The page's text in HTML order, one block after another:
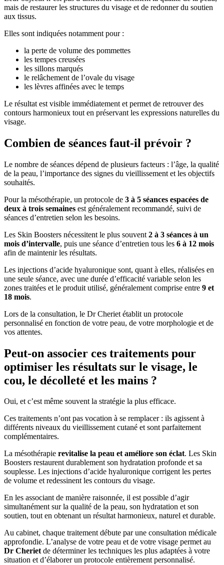
mais de restaurer les structures du visage et de redonner du soutien
aux tissus.
Elles sont indiquées notamment pour :
la perte de volume des pommettes
les tempes creusées
les sillons marqués
le relâchement de l’ovale du visage
les lèvres affinées avec le temps
Le résultat est visible immédiatement et permet de retrouver des
contours harmonieux tout en préservant les expressions naturelles du
visage.
Combien de séances faut-il prévoir ?
Le nombre de séances dépend de plusieurs facteurs : l’âge, la qualité
de la peau, l’importance des signes du vieillissement et les objectifs
souhaités.
Pour la mésothérapie, un protocole de 3 à 5 séances espacées de
deux à trois semaines est généralement recommandé, suivi de
séances d’entretien selon les besoins.
Les Skin Boosters nécessitent le plus souvent 2 à 3 séances à un
mois d’intervalle, puis une séance d’entretien tous les 6 à 12 mois
afin de maintenir les résultats.
Les injections d’acide hyaluronique sont, quant à elles, réalisées en
une seule séance, avec une durée d’efficacité variable selon les
zones traitées et le produit utilisé, généralement comprise entre 9 et
18 mois.
Lors de la consultation, le Dr Cheriet établit un protocole
personnalisé en fonction de votre peau, de votre morphologie et de
vos attentes.
Peut-on associer ces traitements pour
optimiser les résultats sur le visage, le
cou, le décolleté et les mains ?
Oui, et c’est même souvent la stratégie la plus efficace.
Ces traitements n’ont pas vocation à se remplacer : ils agissent à
différents niveaux du vieillissement cutané et sont parfaitement
complémentaires.
La mésothérapie revitalise la peau et améliore son éclat. Les Skin
Boosters restaurent durablement son hydratation profonde et sa
souplesse. Les injections d’acide hyaluronique corrigent les pertes
de volume et redessinent les contours du visage.
En les associant de manière raisonnée, il est possible d’agir
simultanément sur la qualité de la peau, son hydratation et son
soutien, tout en obtenant un résultat harmonieux, naturel et durable.
Au cabinet, chaque traitement débute par une consultation médicale
approfondie. L’analyse de votre peau et de votre visage permet au
Dr Cherietde déterminer les techniques les plus adaptées à votre
situation et d’élaborer un protocole entièrement personnalisé.